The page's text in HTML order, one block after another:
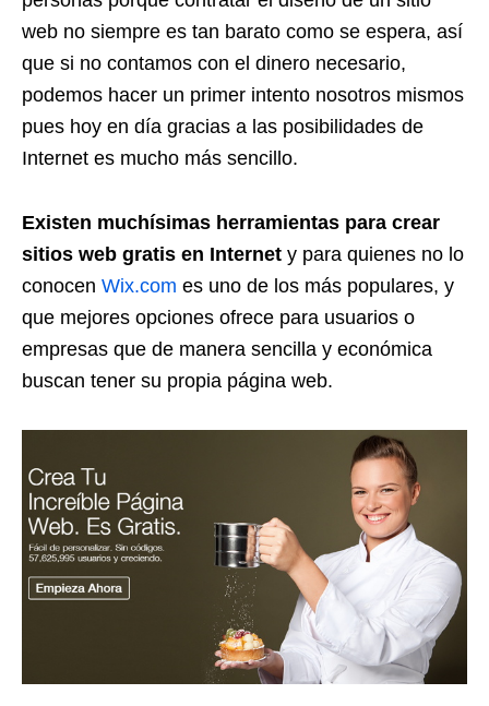
web no siempre es tan barato como se espera, así
que si no contamos con el dinero necesario,
podemos hacer un primer intento nosotros mismos
pues hoy en día gracias a las posibilidades de
Internet es mucho más sencillo.
Existen muchísimas herramientas para crear
sitios web gratis en Internet y para quienes no lo
conocen Wix.com es uno de los más populares, y
que mejores opciones ofrece para usuarios o
empresas que de manera sencilla y económica
buscan tener su propia página web.